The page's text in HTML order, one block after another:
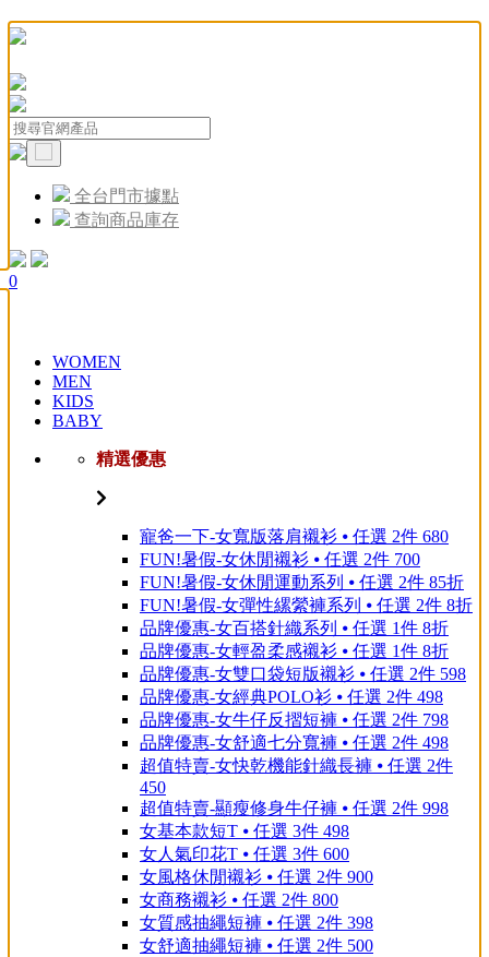
全台門市據點
查詢商品庫存
0
WOMEN
MEN
KIDS
BABY
精選優惠
寵爸一下-女寬版落肩襯衫 ⦁ 任選 2件 680
FUN!暑假-女休閒襯衫 ⦁ 任選 2件 700
FUN!暑假-女休閒運動系列 ⦁ 任選 2件 85折
FUN!暑假-女彈性縲縈褲系列 ⦁ 任選 2件 8折
品牌優惠-女百搭針織系列 ⦁ 任選 1件 8折
品牌優惠-女輕盈柔感襯衫 ⦁ 任選 1件 8折
品牌優惠-女雙口袋短版襯衫 ⦁ 任選 2件 598
品牌優惠-女經典POLO衫 ⦁ 任選 2件 498
品牌優惠-女牛仔反摺短褲 ⦁ 任選 2件 798
品牌優惠-女舒適七分寬褲 ⦁ 任選 2件 498
超值特賣-女快乾機能針織長褲 ⦁ 任選 2件
450
超值特賣-顯瘦修身牛仔褲 ⦁ 任選 2件 998
女基本款短T ⦁ 任選 3件 498
女人氣印花T ⦁ 任選 3件 600
女風格休閒襯衫 ⦁ 任選 2件 900
女商務襯衫 ⦁ 任選 2件 800
女質感抽繩短褲 ⦁ 任選 2件 398
女舒適抽繩短褲 ⦁ 任選 2件 500